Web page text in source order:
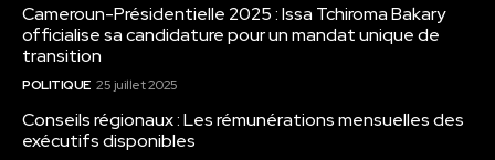
Cameroun-Présidentielle 2025 : Issa Tchiroma Bakary
officialise sa candidature pour un mandat unique de
transition
POLITIQUE 25 juillet 2025
Conseils régionaux : Les rémunérations mensuelles des
exécutifs disponibles